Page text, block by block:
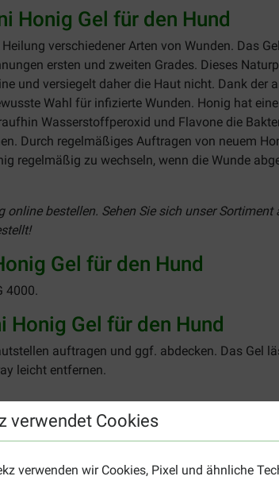
verwendet Cookies
verwenden wir Cookies, Pixel und ähnliche
Honig Gel für den Hund
verschiedener Arten von Wunden. Das
ersten und zweiten Grades. Dieses
und versiegelt daher die Haut nicht. Dank
Wahl für infizierte Wunden. Honig hat
Wasserstoffperoxid und Flavone die
Durch regelmäßiges Auftragen von neuem
regelmäßig zu wechseln, wenn die Wunde
online bestellen. Sehen Sie sich unser
Gel für den Hund
4000.
Honig Gel für den Hund
auftragen und ggf. abdecken. Das Gel
leicht entfernen.
Wundheilung? Dann schauen Sie doch mal auf